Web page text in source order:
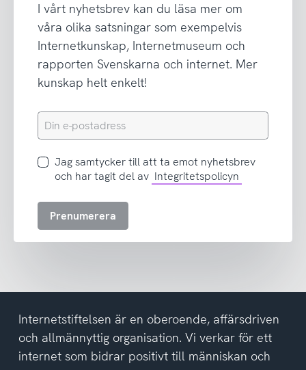
I vårt nyhetsbrev kan du läsa mer om
våra olika satsningar som exempelvis
Internetkunskap, Internetmuseum och
rapporten Svenskarna och internet. Mer
kunskap helt enkelt!
Din
e-
Jag
samtycker
att
del
av
integritetspolicyn
Jag samtycker till att ta emot nyhetsbrev
och har tagit del av Integritetspolicyn
Prenumerera
Internetstiftelsen är en oberoende, affärsdriven
och allmännyttig organisation. Vi verkar för ett
internet som bidrar positivt till människan och